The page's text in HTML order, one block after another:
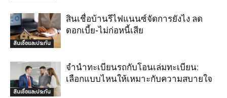
สินเชื่อและประกัน
สินเชื่อบ้านรีไฟแนนซ์จัดการยังไง ลด
ดอกเบี้ย-ไม่ก่อหนี้เสีย
สินเชื่อและประกัน
จำนำทะเบียนรถกับโอนเล่มทะเบียน:
เลือกแบบไหนให้เหมาะกับความสบายใจ